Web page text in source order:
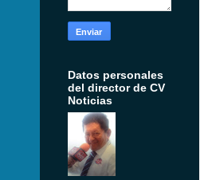
Datos personales
del director de CV
Noticias